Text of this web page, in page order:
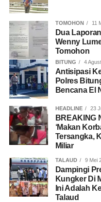
TOMOHON 11
Dua
Wenny
Tomohon
BITUNG 4
Antisipasi
Polres
Bencana El
HEADLINE 23
BREAKING
‘Makan
Tersangka,
Miliar
TALAUD 9 Mei
Dampingi
Kungker Di
Ini Adalah
Talaud